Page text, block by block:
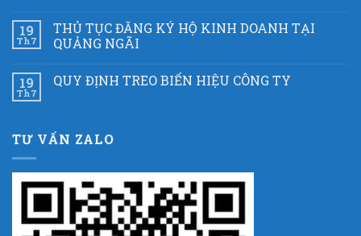
19
Th7
THỦ TỤC ĐĂNG KÝ HỘ KINH DOANH TẠI
QUẢNG NGÃI
19
Th7
QUY ĐỊNH TREO BIỂN HIỆU CÔNG TY
TƯ VẤN ZALO